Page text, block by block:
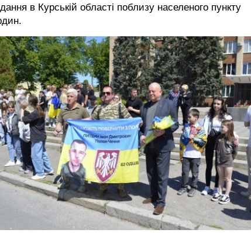
в Курській області поблизу населеного пункту